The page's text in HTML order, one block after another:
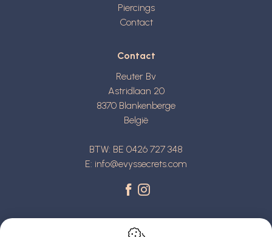
Piercings
Contact
Contact
Reuter Bv
Astridlaan 20
8370 Blankenberge
België
BTW: BE 0426 727 348
E: info@evyssecrets.com